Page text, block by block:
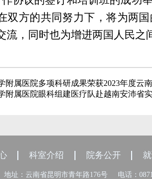
双方的共同努力下，将为两
流，同时也为增进两国人民之
附属医院多项科研成果荣获2023年度云
附属医院眼科组建医疗队赴越南安沛省
科室介绍 院务公开
地址：云南省昆明市青年路176号 电话：